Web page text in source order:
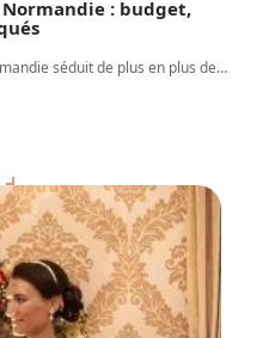
: budget,
séduit de plus en plus de…